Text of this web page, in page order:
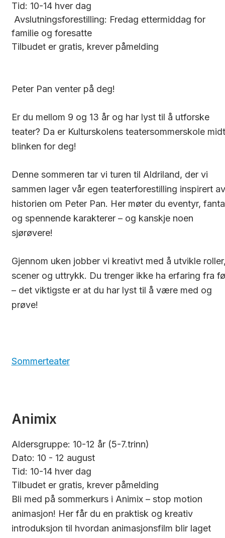
Tid: 10-14 hver dag
Avslutningsforestilling: Fredag ettermiddag for
familie og foresatte
Tilbudet er gratis, krever påmelding
Peter Pan venter på deg!
Er du mellom 9 og 13 år og har lyst til å utforske
teater? Da er Kulturskolens teatersommerskole
blinken for deg!
Denne sommeren tar vi turen til Aldriland, der vi
sammen lager vår egen teaterforestilling inspirert av
historien om Peter Pan. Her møter du eventyr,
og spennende karakterer – og kanskje noen
sjørøvere!
Gjennom uken jobber vi kreativt med å utvikle
scener og uttrykk. Du trenger ikke ha erfaring fra
– det viktigste er at du har lyst til å være med og
prøve!
Sommerteater
Animix
Aldersgruppe: 10-12 år (5-7.trinn)
Dato: 10 - 12 august
Tid: 10-14 hver dag
Tilbudet er gratis, krever påmelding
Bli med på sommerkurs i Animix – stop motion
animasjon! Her får du en praktisk og kreativ
introduksjon til hvordan animasjonsfilm blir laget